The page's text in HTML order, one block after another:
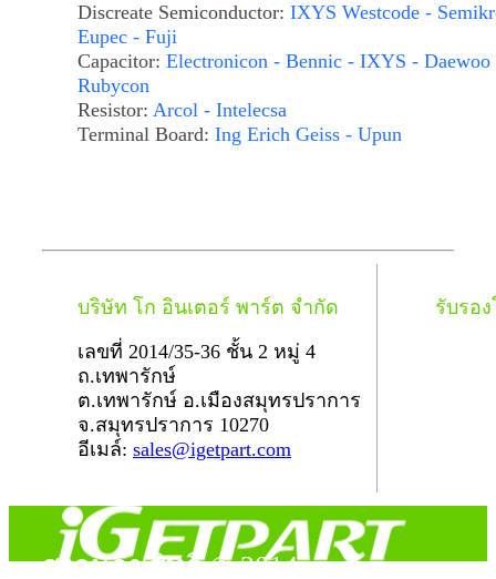
Discreate Semiconductor: IXYS Westcode -
Eupec - Fuji
Capacitor: Electronicon - Bennic - IXYS - Daewoo
Rubycon
Resistor: Arcol - Intelecsa
Terminal Board: Ing Erich Geiss - Upun
บริษัท โก อินเตอร์ พาร์ต จำกัด
เลขที่ 2014/35-36 ชั้น 2 หมู่ 4
ถ.เทพารักษ์
ต.เทพารักษ์ อ.เมืองสมุทรปราการ
จ.สมุทรปราการ 10270
อีเมล์: sales@igetpart.com
รับรอ
สงวนลิขสิทธิ์ © 2014